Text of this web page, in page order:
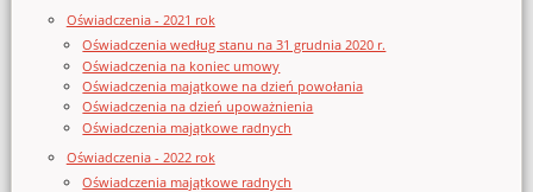
Oświadczenia - 2021 rok
Oświadczenia według stanu na 31 grudnia 2020 r.
Oświadczenia na koniec umowy
Oświadczenia majątkowe na dzień powołania
Oświadczenia na dzień upoważnienia
Oświadczenia majątkowe radnych
Oświadczenia - 2022 rok
Oświadczenia majątkowe radnych